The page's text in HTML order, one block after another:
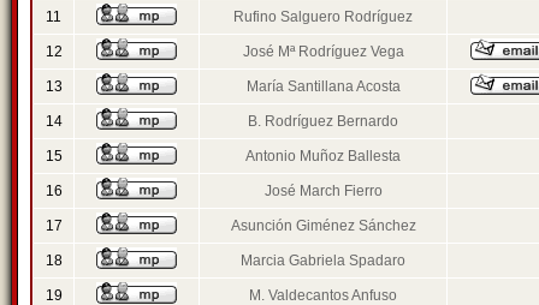
11 Rufino Salguero Rodríguez
12 José Mª Rodríguez Vega
13 María Santillana Acosta
14 B. Rodríguez Bernardo
15 Antonio Muñoz Ballesta
16 José March Fierro
17 Asunción Giménez Sánchez
18 Marcia Gabriela Spadaro
19 M. Valdecantos Anfuso